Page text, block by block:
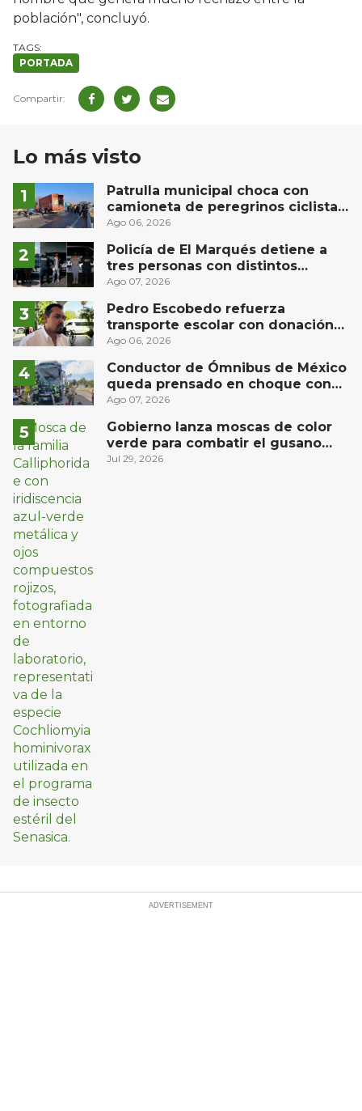
población", concluyó.
PORTADA
Lo más visto
Patrulla municipal choca con
camioneta de peregrinos ciclistas
en la autopista México-Querétaro
Ago 06, 2026
Policía de El Marqués detiene a
tres personas con distintos
narcóticos
Ago 07, 2026
Pedro Escobedo refuerza
transporte escolar con donación
de camión de Flecha Amarilla para
Ago 06, 2026
Conductor de Ómnibus de México
queda prensado en choque con
materialista en San Juan del Río
Ago 07, 2026
Gobierno lanza moscas de color
verde para combatir el gusano
barrenador: no las mates
Jul 29, 2026